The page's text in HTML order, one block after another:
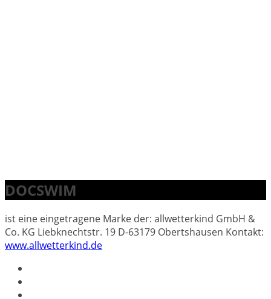
DOCSWIM
ist eine eingetragene Marke der: allwetterkind GmbH &
Co. KG Liebknechtstr. 19 D-63179 Obertshausen Kontakt:
www.allwetterkind.de